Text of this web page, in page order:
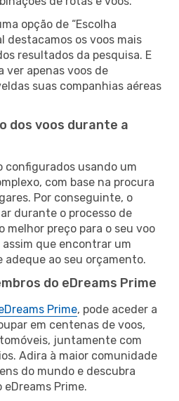
opção de “Escolha
destacamos os voos mais
resultados da pesquisa. E
ver apenas voos de
suas companhias aéreas
dos voos durante a
configurados usando um
com base na procura
Por conseguinte, o
durante o processo de
melhor preço para o seu voo
assim que encontrar um
adeque ao seu orçamento.
do eDreams Prime
Prime, pode aceder a
em centenas de voos,
juntamente com
Adira à maior comunidade
do mundo e descubra
Prime.